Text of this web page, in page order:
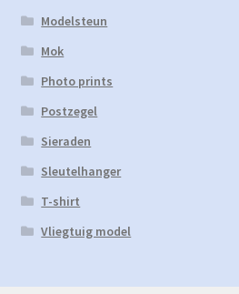
Modelsteun
Mok
Photo prints
Postzegel
Sieraden
Sleutelhanger
T-shirt
Vliegtuig model